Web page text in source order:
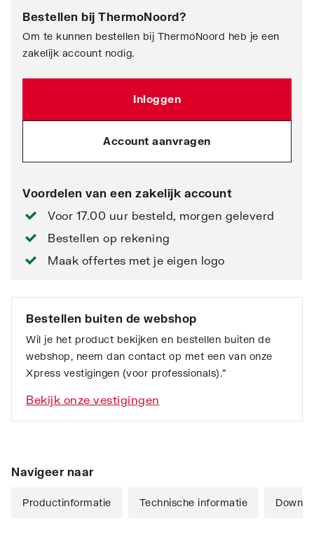
Bestellen bij ThermoNoord?
Om te kunnen bestellen bij ThermoNoord heb je een
zakelijk account nodig.
Inloggen
Account aanvragen
Voordelen van een zakelijk account
Voor 17.00 uur besteld, morgen geleverd
Bestellen op rekening
Maak offertes met je eigen logo
Bestellen buiten de webshop
Wil je het product bekijken en bestellen buiten de
webshop, neem dan contact op met een van onze
Xpress vestigingen (voor professionals).”
Bekijk onze vestigingen
Navigeer naar
Productinformatie Technische informatie